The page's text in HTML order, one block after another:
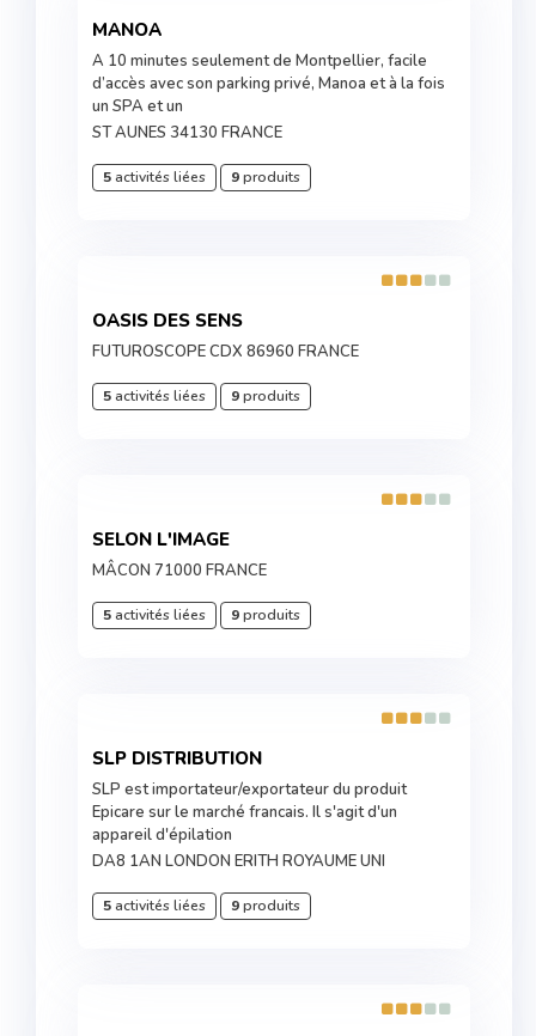
MANOA
A 10 minutes seulement de Montpellier, facile
d’accès avec son parking privé, Manoa et à la fois
un SPA et un
ST AUNES 34130 FRANCE
5activités liées 9produits
OASIS DES SENS
FUTUROSCOPE CDX 86960 FRANCE
5activités liées 9produits
SELON L'IMAGE
MÂCON 71000 FRANCE
5activités liées 9produits
SLP DISTRIBUTION
SLP est importateur/exportateur du produit
Epicare sur le marché francais. Il s'agit d'un
appareil d'épilation
DA8 1AN LONDON ERITH ROYAUME UNI
5activités liées 9produits